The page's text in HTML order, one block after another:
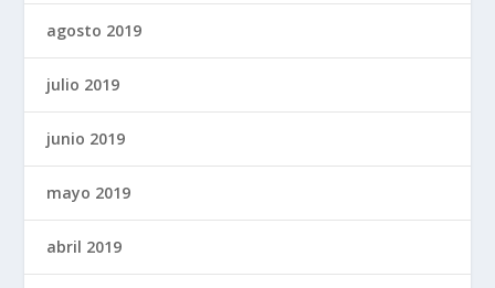
agosto 2019
julio 2019
junio 2019
mayo 2019
abril 2019